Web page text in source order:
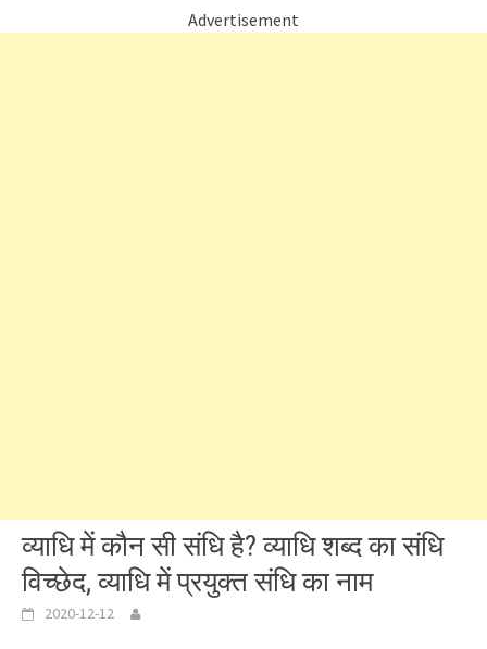
Advertisement
व्याधि में कौन सी संधि है? व्याधि शब्द का संधि
विच्छेद, व्याधि में प्रयुक्त संधि का नाम
2020-12-12